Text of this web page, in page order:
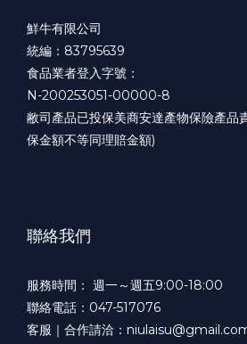
鮮牛有限公司
統編：83795639
食品業者登入字號：
N-200253051-00000-8
敝司產品已投保美商安達產物保險產品
保金額不等同理賠金額)
聯絡我們
服務時間： 週一～週五9:00-18:00
聯絡電話：047-517076
客服｜合作請洽：